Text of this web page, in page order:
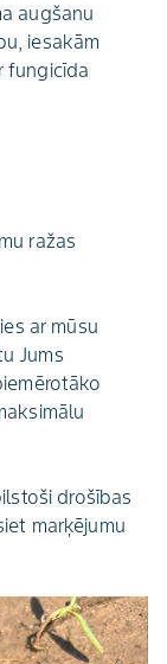
augšanu
iesakām
fungicīda
ražas
ar mūsu
Jums
drošības
marķējumu